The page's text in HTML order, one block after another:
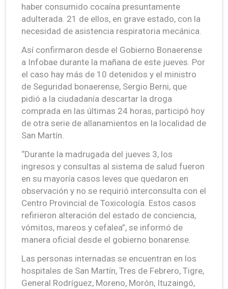
haber consumido cocaína presuntamente
adulterada. 21 de ellos, en grave estado, con la
necesidad de asistencia respiratoria mecánica.
Así confirmaron desde el Gobierno Bonaerense
a Infobae durante la mañana de este jueves. Por
el caso hay más de 10 detenidos y el ministro
de Seguridad bonaerense, Sergio Berni, que
pidió a la ciudadanía descartar la droga
comprada en las últimas 24 horas, participó hoy
de otra serie de allanamientos en la localidad de
San Martín.
“Durante la madrugada del jueves 3, los
ingresos y consultas al sistema de salud fueron
en su mayoría casos leves que quedaron en
observación y no se requirió interconsulta con el
Centro Provincial de Toxicología. Estos casos
refirieron alteración del estado de conciencia,
vómitos, mareos y cefalea”, se informó de
manera oficial desde el gobierno bonarense.
Las personas internadas se encuentran en los
hospitales de San Martín, Tres de Febrero, Tigre,
General Rodríguez, Moreno, Morón, Ituzaingó,